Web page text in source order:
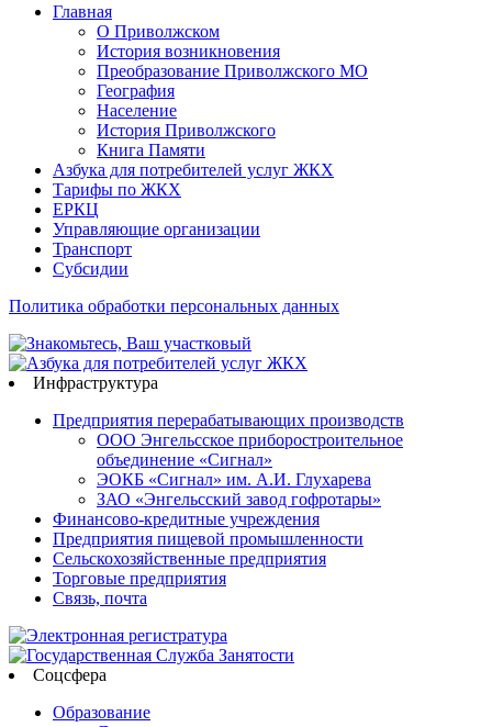
Главная
О Приволжском
История возникновения
Преобразование Приволжского МО
География
Население
История Приволжского
Книга Памяти
Азбука для потребителей услуг ЖКХ
Тарифы по ЖКХ
ЕРКЦ
Управляющие организации
Транспорт
Субсидии
Политика обработки персональных данных
Инфраструктура
Предприятия перерабатывающих производств
ООО Энгельсское приборостроительное
объединение «Сигнал»
ЭОКБ «Сигнал» им. А.И. Глухарева
ЗАО «Энгельсский завод гофротары»
Финансово-кредитные учреждения
Предприятия пищевой промышленности
Сельскохозяйственные предприятия
Торговые предприятия
Связь, почта
Соцсфера
Образование